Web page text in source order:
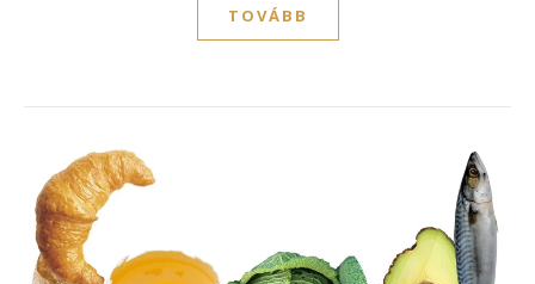
TOVÁBB